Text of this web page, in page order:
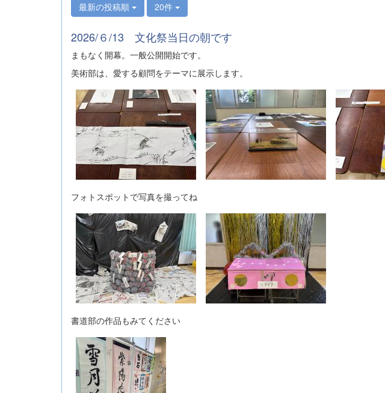
最新の投稿順 20件
2026/６/13 文化祭当日の朝です
まもなく開幕。一般公開開始です。
美術部は、愛する顧問をテーマに展示します。
フォトスポットで写真を撮ってね
書道部の作品もみてください